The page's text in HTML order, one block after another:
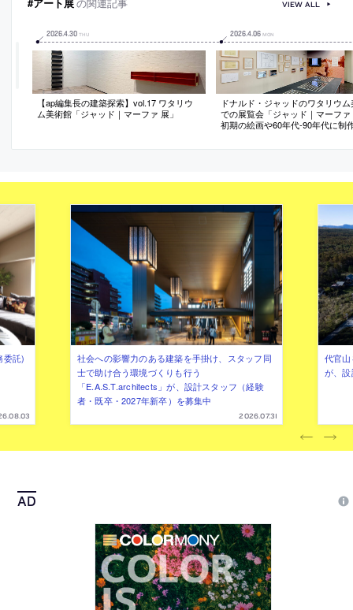
2026.4.30 THU
【ap編集長の建築探索】vol.17 ワタリウ
ム美術館「ジャッド｜マーファ 展」
2026.4.06 MON
ドナルド・ジャッドのワタリウ
での展覧会「ジャッド｜マーファ
初期の絵画や60年代-90年代に制
面・写真なども展示。会場構成は
VIEW ALL
委託)
社会への影響力のある建築を手掛け、スタッフ同
士で助け合う環境づくりも行う
「E.A.S.T.architects」が、設計スタッフ（経験
者・既卒・2027年新卒）を募集中
2026.07.31
代官
が、